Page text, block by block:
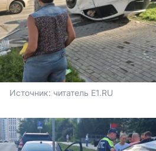
Источник: читатель E1.RU